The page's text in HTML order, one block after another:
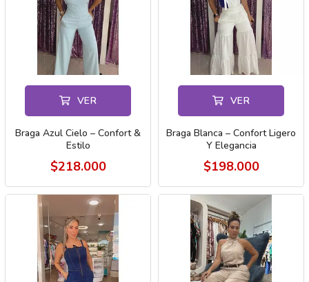
VER
Braga Azul Cielo – Confort &
Estilo
$218.000
VER
Braga Blanca – Confort Ligero
Y Elegancia
$198.000